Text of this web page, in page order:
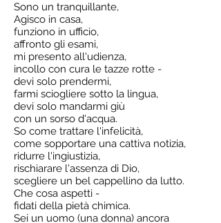
Sono un tranquillante,
Agisco in casa,
funziono in ufficio,
affronto gli esami,
mi presento all'udienza,
incollo con cura le tazze rotte -
devi solo prendermi,
farmi sciogliere sotto la lingua,
devi solo mandarmi giù
con un sorso d'acqua.
So come trattare l'infelicità,
come sopportare una cattiva notizia,
ridurre l'ingiustizia,
rischiarare l'assenza di Dio,
scegliere un bel cappellino da lutto.
Che cosa aspetti -
fidati della pietà chimica.
Sei un uomo (una donna) ancora